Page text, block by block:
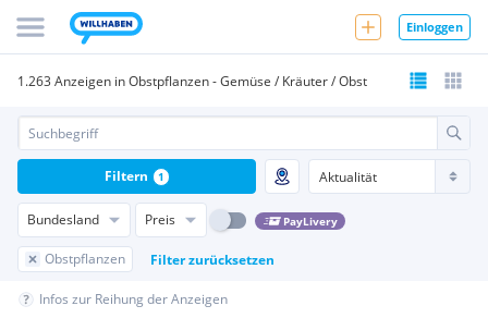
Einloggen
1.263 Anzeigen in Obstpflanzen - Gemüse / Kräuter / Obst
Bundesland Preis PayLivery
Obstpflanzen Filter zurücksetzen
Filtern 1
Infos zur Reihung der Anzeigen